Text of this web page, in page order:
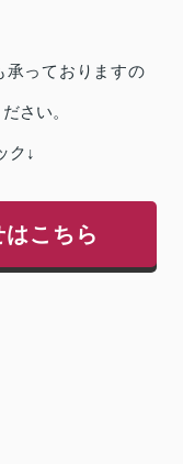
承っておりますの
ださい。
ク↓
こちら